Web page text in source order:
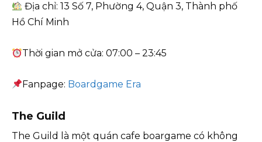
Địa chỉ: 13 Số 7, Phường 4, Quận 3, Thành phố
Hồ Chí Minh
Thời gian mở cửa: 07:00 – 23:45
Fanpage: Boardgame Era
The Guild
The Guild là một quán cafe boargame có không